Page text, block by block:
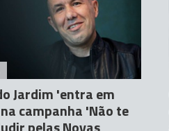
Jardim 'entra em
campanha 'Não te